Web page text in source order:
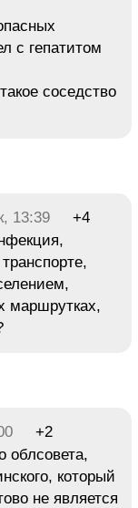
с гепатитом
соседство
13:39
+4
маршрутках,
+2
облсовета,
который
не является